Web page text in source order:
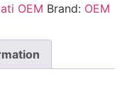
OEM Brand: OEM